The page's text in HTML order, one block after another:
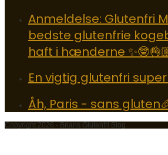
Anmeldelse: Glutenfri Magi – en af de
bedste glutenfrie
haft i hænderne
En vigtig glutenfri
Åh, Paris - sans
Copyright 2026 - Brians Glutenfri Blog